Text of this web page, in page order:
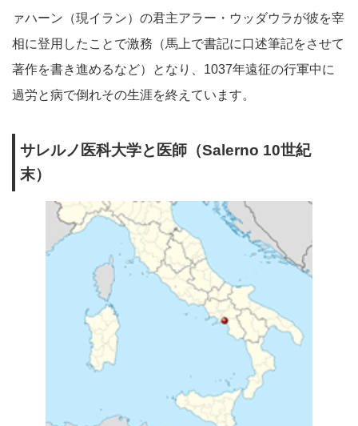
ァハーン（現イラン）の君主アラー・ウッダウラが彼を宰
相に登用したことで激務（馬上で書記に口述筆記をさせて
著作を書き進めるなど）となり、1037年遠征の行軍中に
過労と病で倒れその生涯を終えています。
サレルノ医科大学と医師（Salerno 10世紀
末）